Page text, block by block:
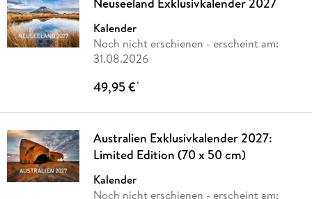
Kalender
Noch nicht erschienen - erscheint am:
31.08.2026
49,95 €*
Australien Exklusivkalender 2027:
Limited Edition (70 x 50 cm)
Kalender
Noch nicht erschienen - erscheint am: